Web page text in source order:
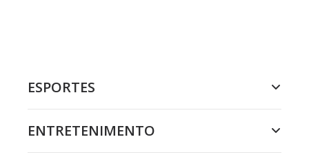
ESPORTES
ENTRETENIMENTO